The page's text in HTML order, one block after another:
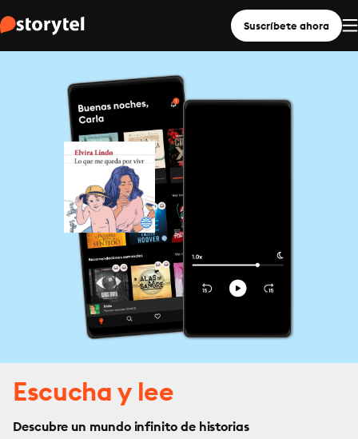
Suscríbete ahora
Escucha y lee
Descubre un mundo infinito de historias